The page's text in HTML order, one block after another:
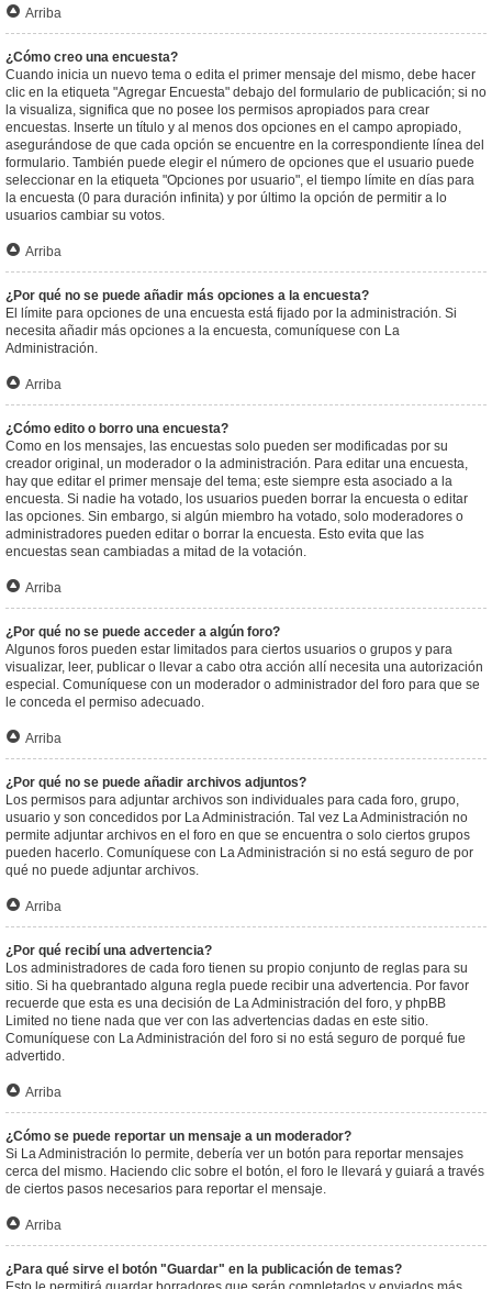
Arriba
¿Cómo creo una encuesta?
Cuando inicia un nuevo tema o edita el primer mensaje del mismo, debe hacer
clic en la etiqueta "Agregar Encuesta" debajo del formulario de publicación; si no
la visualiza, significa que no posee los permisos apropiados para crear
encuestas. Inserte un título y al menos dos opciones en el campo apropiado,
asegurándose de que cada opción se encuentre en la correspondiente línea del
formulario. También puede elegir el número de opciones que el usuario puede
seleccionar en la etiqueta "Opciones por usuario", el tiempo límite en días para
la encuesta (0 para duración infinita) y por último la opción de permitir a lo
usuarios cambiar su votos.
Arriba
¿Por qué no se puede añadir más opciones a la encuesta?
El límite para opciones de una encuesta está fijado por la administración. Si
necesita añadir más opciones a la encuesta, comuníquese con La
Administración.
Arriba
¿Cómo edito o borro una encuesta?
Como en los mensajes, las encuestas solo pueden ser modificadas por su
creador original, un moderador o la administración. Para editar una encuesta,
hay que editar el primer mensaje del tema; este siempre esta asociado a la
encuesta. Si nadie ha votado, los usuarios pueden borrar la encuesta o editar
las opciones. Sin embargo, si algún miembro ha votado, solo moderadores o
administradores pueden editar o borrar la encuesta. Esto evita que las
encuestas sean cambiadas a mitad de la votación.
Arriba
¿Por qué no se puede acceder a algún foro?
Algunos foros pueden estar limitados para ciertos usuarios o grupos y para
visualizar, leer, publicar o llevar a cabo otra acción allí necesita una autorización
especial. Comuníquese con un moderador o administrador del foro para que se
le conceda el permiso adecuado.
Arriba
¿Por qué no se puede añadir archivos adjuntos?
Los permisos para adjuntar archivos son individuales para cada foro, grupo,
usuario y son concedidos por La Administración. Tal vez La Administración no
permite adjuntar archivos en el foro en que se encuentra o solo ciertos grupos
pueden hacerlo. Comuníquese con La Administración si no está seguro de por
qué no puede adjuntar archivos.
Arriba
¿Por qué recibí una advertencia?
Los administradores de cada foro tienen su propio conjunto de reglas para su
sitio. Si ha quebrantado alguna regla puede recibir una advertencia. Por favor
recuerde que esta es una decisión de La Administración del foro, y phpBB
Limited no tiene nada que ver con las advertencias dadas en este sitio.
Comuníquese con La Administración del foro si no está seguro de porqué fue
advertido.
Arriba
¿Cómo se puede reportar un mensaje a un moderador?
Si La Administración lo permite, debería ver un botón para reportar mensajes
cerca del mismo. Haciendo clic sobre el botón, el foro le llevará y guiará a través
de ciertos pasos necesarios para reportar el mensaje.
Arriba
¿Para qué sirve el botón "Guardar" en la publicación de temas?